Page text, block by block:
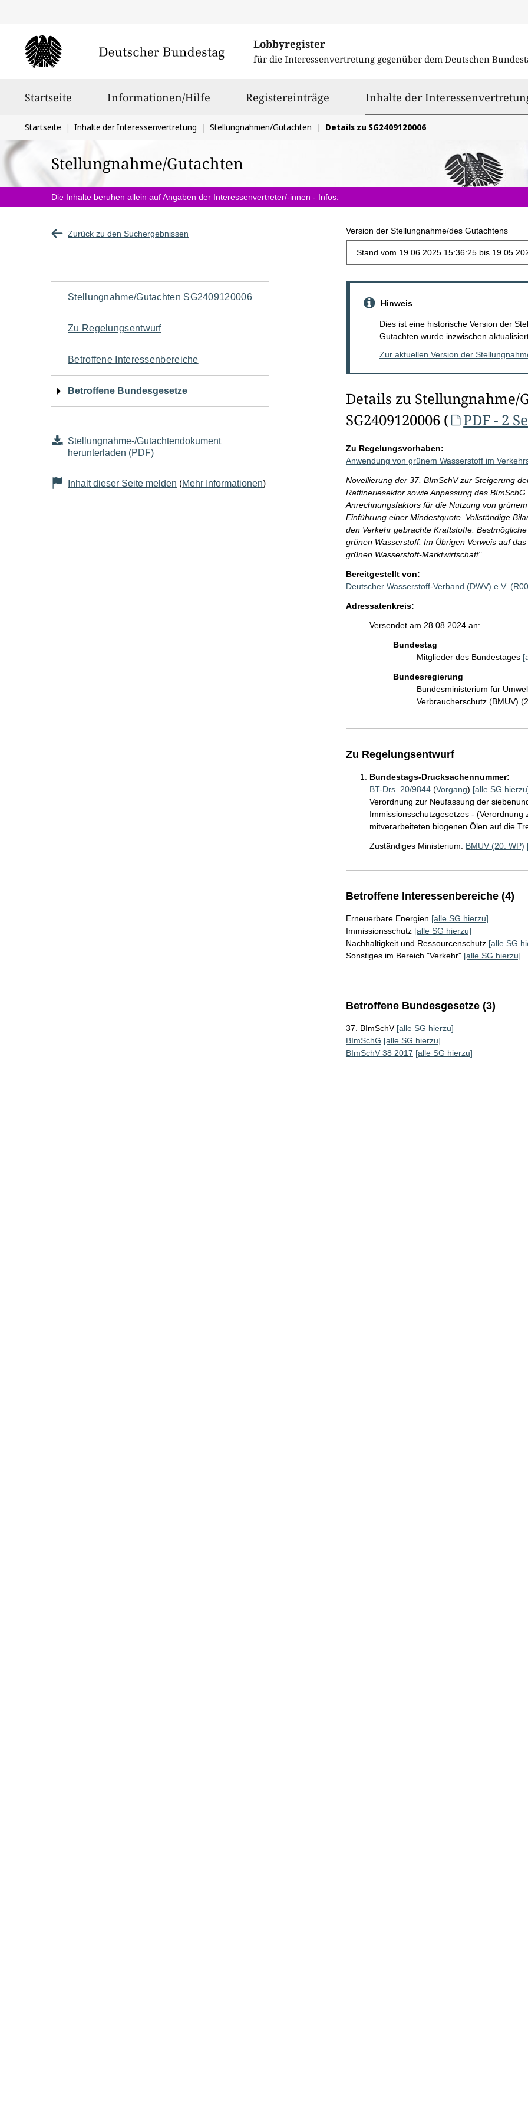
Lobbyregister
für die Interessenvertretung gegenüber dem Deutschen
Startseite Informationen/Hilfe Registereinträge Inhalte der
Sie
befinden
sich
hier:
Startseite Inhalte der Interessenvertretung Stellungnahmen/Gutachten Details zu SG2409120006
Stellungnahme/Gutachten
Die Inhalte beruhen allein auf Angaben der Interessenvertreter/-innen - Infos
Zurück zu den Suchergebnissen Version der Stellungnahme/des Gutachtens
Navigation
für
den
Seiteninhalt
Stellungnahme/Gutachten SG2409120006
Zu Regelungsentwurf
Betroffene Interessenbereiche
Betroffene Bundesgesetze
Stellungnahme-/Gutachtendokument
herunterladen (PDF)
Inhalt dieser Seite melden (Mehr Informationen)
Hinweis
Dies ist eine historische Version der
Gutachten wurde inzwischen
Zur aktuellen Version der
Details zu Stellungnahme/
SG2409120006 (
PDF - 2
Zu Regelungsvorhaben:
Anwendung von grünem Wasserstoff im
Novellierung der 37. BImSchV zur Steigerung
Raffineriesektor sowie Anpassung des
Anrechnungsfaktors für die Nutzung von
Einführung einer Mindestquote. Vollständige
den Verkehr gebrachte Kraftstoffe.
grünen Wasserstoff. Im Übrigen Verweis auf
grünen Wasserstoff-Marktwirtschaft".
Bereitgestellt von:
Deutscher Wasserstoff-Verband (DWV) e.V.
Adressatenkreis:
Versendet am 28.08.2024 an:
Bundestag
Mitglieder des Bundestages
Bundesregierung
Bundesministerium für
Verbraucherschutz (BMUV)
Zu Regelungsentwurf
Bundestags-Drucksachennummer:
BT-Drs. 20/9844(Vorgang) [alle SG
Verordnung zur Neufassung der
Immissionsschutzgesetzes -
mitverarbeiteten biogenen Ölen auf die
Zuständiges Ministerium: BMUV (20. WP)
Betroffene Interessenbereiche (4)
Erneuerbare Energien [alle SG hierzu]
Immissionsschutz [alle SG hierzu]
Nachhaltigkeit und Ressourcenschutz [alle SG
Sonstiges im Bereich "Verkehr" [alle SG hierzu]
Betroffene Bundesgesetze (3)
37. BImSchV [alle SG hierzu]
BImSchG [alle SG hierzu]
BImSchV 38 2017 [alle SG hierzu]